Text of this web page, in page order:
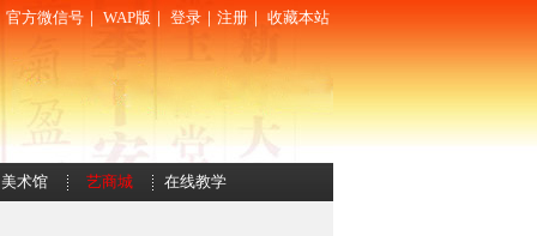
官方微信号｜ WAP版 ｜ 登录｜ 注册｜ 收藏本站
美术馆 艺商城 在线教学